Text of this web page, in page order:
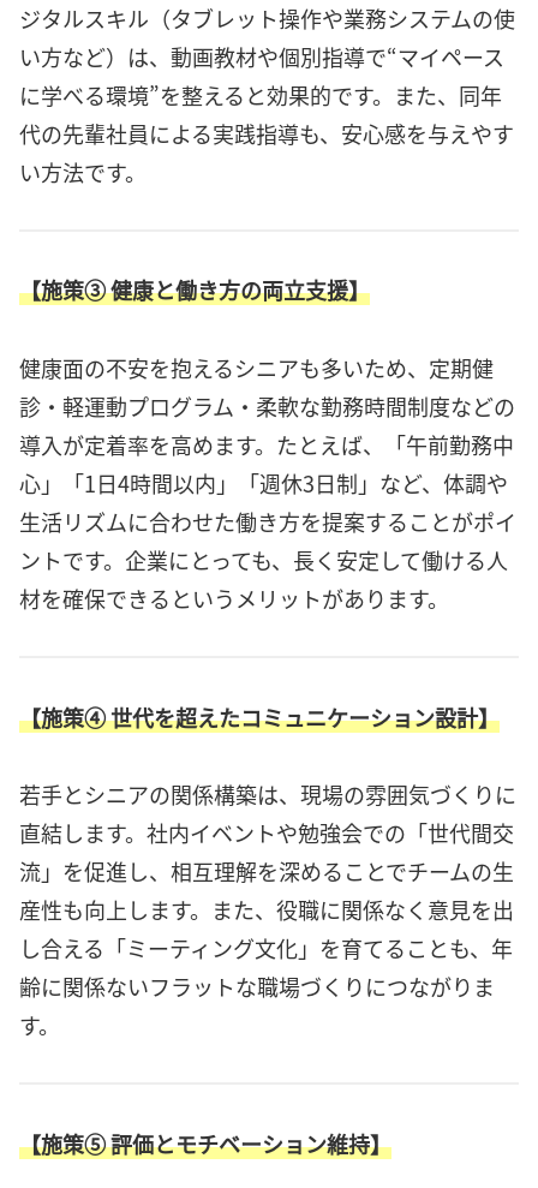
ジタルスキル（タブレット操作や業務システムの使
い方など）は、動画教材や個別指導で“マイペース
に学べる環境”を整えると効果的です。また、同年
代の先輩社員による実践指導も、安心感を与えやす
い方法です。
【施策③ 健康と働き方の両立支援】
健康面の不安を抱えるシニアも多いため、定期健
診・軽運動プログラム・柔軟な勤務時間制度などの
導入が定着率を高めます。たとえば、「午前勤務中
心」「1日4時間以内」「週休3日制」など、体調や
生活リズムに合わせた働き方を提案することがポイ
ントです。企業にとっても、長く安定して働ける人
材を確保できるというメリットがあります。
【施策④ 世代を超えたコミュニケーション設計】
若手とシニアの関係構築は、現場の雰囲気づくりに
直結します。社内イベントや勉強会での「世代間交
流」を促進し、相互理解を深めることでチームの生
産性も向上します。また、役職に関係なく意見を出
し合える「ミーティング文化」を育てることも、年
齢に関係ないフラットな職場づくりにつながりま
す。
【施策⑤ 評価とモチベーション維持】